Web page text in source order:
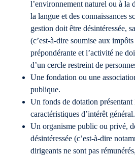
l’environnement naturel ou à la
la langue et des connaissances
gestion doit être désintéressée,
(c’est-à-dire soumise aux
prépondérante et l’activité ne
d’un cercle restreint de
Une fondation ou une
publique.
Un fonds de dotation présentant
caractéristiques d’intérêt général.
Un organisme public ou privé,
désintéressée (c’est-à-dire
dirigeants ne sont pas